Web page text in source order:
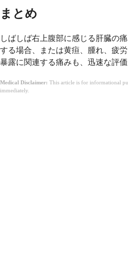
まとめ
しばしば右上腹部に感じる肝臓の
する場合、または黄疸、腫れ、疲
暴露に関連する痛みも、迅速な評
Medical Disclaimer: This article is for informational
immediately.